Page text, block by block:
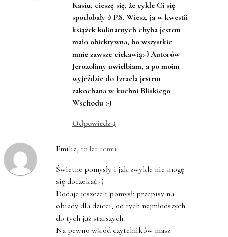
Kasiu, cieszę się, że cykle Ci się
spodobały :) P.S. Wiesz, ja w kwestii
książek kulinarnych chyba jestem
mało obiektywna, bo wszystkie
mnie zawsze ciekawią:-) Autorów
Jerozolimy uwielbiam, a po moim
wyjeździe do Izraela jestem
zakochana w kuchni Bliskiego
Wschodu :-)
Odpowiedz ↓
Emilia, 10 lat temu
Świetne pomysły i jak zwykle nie mogę
się doczekać:-)
Dodaje jeszcze 1 pomysł: przepisy na
obiady dla dzieci, od tych najmłodszych
do tych już starszych.
Na pewno wśród czytelników masz